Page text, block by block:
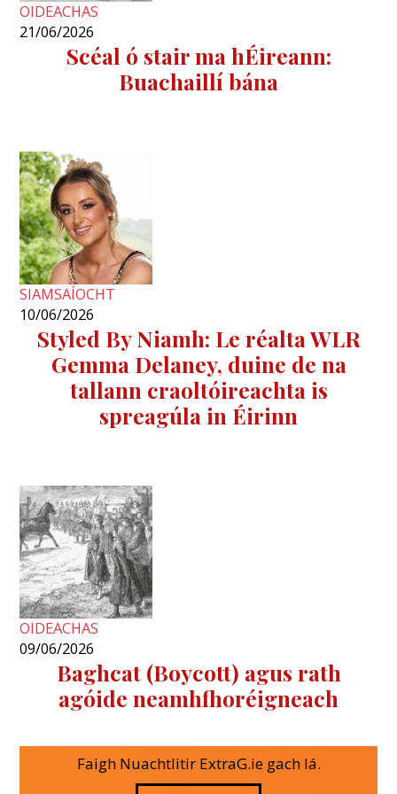
OIDEACHAS
21/06/2026
Scéal ó stair ma hÉireann:
Buachaillí bána
SIAMSAÍOCHT
10/06/2026
Styled By Niamh: Le réalta WLR
Gemma Delaney, duine de na
tallann craoltóireachta is
spreagúla in Éirinn
OIDEACHAS
09/06/2026
Baghcat (Boycott) agus rath
agóide neamhfhoréigneach
Faigh Nuachtlitir ExtraG.ie gach lá.